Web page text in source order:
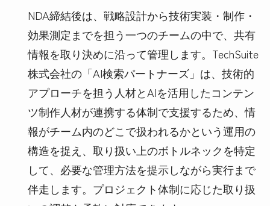
NDA締結後は、戦略設計から技術実装・制作・
効果測定までを担う一つのチームの中で、共有
情報を取り決めに沿って管理します。TechSuite
株式会社の「AI検索パートナーズ」は、技術的
アプローチを担う人材とAIを活用したコンテン
ツ制作人材が連携する体制で支援するため、情
報がチーム内のどこで扱われるかという運用の
構造を捉え、取り扱い上のボトルネックを特定
して、必要な管理方法を提示しながら実行まで
伴走します。プロジェクト体制に応じた取り扱